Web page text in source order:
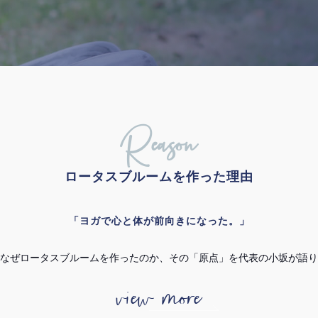
Reason
ロータスブルームを作った理由
「ヨガで心と体が前向きになった。」
ぜロータスブルームを作ったのか、その「原点」を代表の小坂が語
view more